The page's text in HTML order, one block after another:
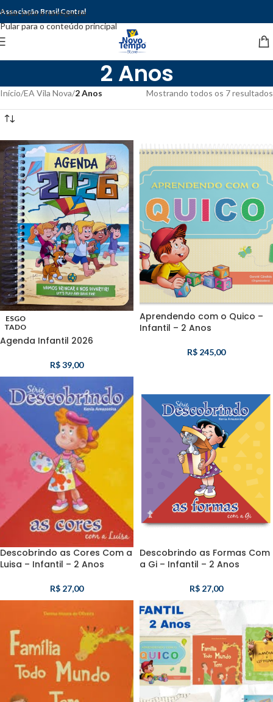
Pular para a navegação
Pular para o conteúdo principal
Associação Brasil Central
2 Anos
Início/EA Vila Nova/2 Anos Mostrando todos os 7 resultados
ESGO
TADO
Agenda Infantil 2026
R$39,00
Aprendendo com o Quico –
Infantil – 2 Anos
R$ 245,00
Descobrindo as Cores Com a
Luisa – Infantil – 2 Anos
R$ 27,00
Descobrindo as Formas Com
a Gi – Infantil – 2 Anos
R$ 27,00